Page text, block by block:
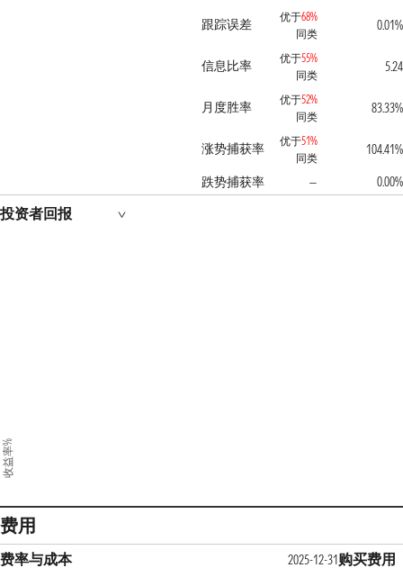
跟踪误差 优于68%
同类
0.01%
信息比率 优于55%
同类
5.24
月度胜率 优于52%
同类
83.33%
涨势捕获率 优于51%
同类
104.41%
跌势捕获率
— 0.00%
投资者回报
收益率%
费用
费率与成本 2025-12-31购买费用